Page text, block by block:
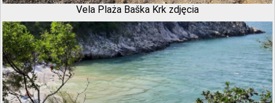
Vela Plaża Baška Krk zdjęcia